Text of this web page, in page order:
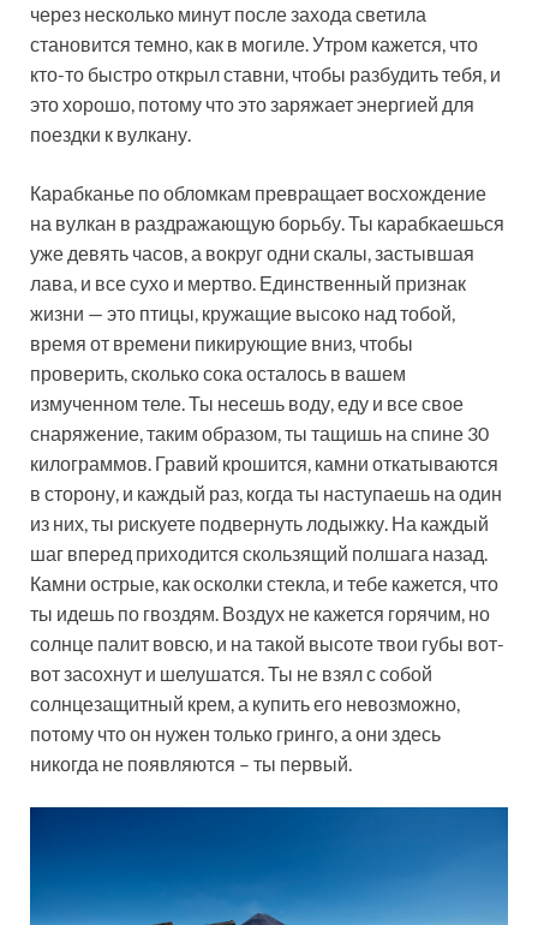
через несколько минут после захода светила
становится темно, как в могиле. Утром кажется, что
кто-то быстро открыл ставни, чтобы разбудить тебя, и
это хорошо, потому что это заряжает энергией для
поездки к вулкану.
Карабканье по обломкам превращает восхождение
на вулкан в раздражающую борьбу. Ты карабкаешься
уже девять часов, а вокруг одни скалы, застывшая
лава, и все сухо и мертво. Единственный признак
жизни — это птицы, кружащие высоко над тобой,
время от времени пикирующие вниз, чтобы
проверить, сколько сока осталось в вашем
измученном теле. Ты несешь воду, еду и все свое
снаряжение, таким образом, ты тащишь на спине 30
килограммов. Гравий крошится, камни откатываются
в сторону, и каждый раз, когда ты наступаешь на один
из них, ты рискуете подвернуть лодыжку. На каждый
шаг вперед приходится скользящий полшага назад.
Камни острые, как осколки стекла, и тебе кажется, что
ты идешь по гвоздям. Воздух не кажется горячим, но
солнце палит вовсю, и на такой высоте твои губы вот-
вот засохнут и шелушатся. Ты не взял с собой
солнцезащитный крем, а купить его невозможно,
потому что он нужен только гринго, а они здесь
никогда не появляются – ты первый.